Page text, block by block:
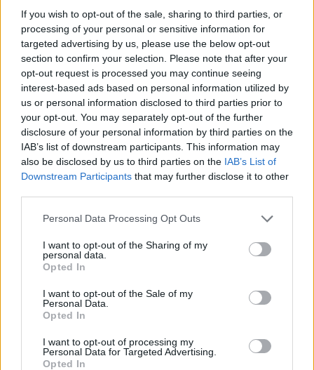
If you wish to opt-out of the sale, sharing to third parties, or
processing of your personal or sensitive information for
targeted advertising by us, please use the below opt-out
section to confirm your selection. Please note that after your
opt-out request is processed you may continue seeing
interest-based ads based on personal information utilized by
us or personal information disclosed to third parties prior to
your opt-out. You may separately opt-out of the further
disclosure of your personal information by third parties on the
IAB’s list of downstream participants. This information may
also be disclosed by us to third parties on the IAB’s List of
Downstream Participants that may further disclose it to other
Personal Data Processing Opt Outs
I want to opt-out of the Sharing of my
personal data.
Opted In
I want to opt-out of the Sale of my
Personal Data.
Opted In
I want to opt-out of processing my
Personal Data for Targeted Advertising.
Opted In
stagione. È ambientata in un liceo e
racconta la bizzarra unione di due
giovani, costretti a fingere di essere una
coppia di fidanzati.
Citiamo infine la serieHigh Scholl DXDche
è arrivata alla terza stagione e narra le
vicende che accadono all'interno di una
scuola normale solo in apparenza.